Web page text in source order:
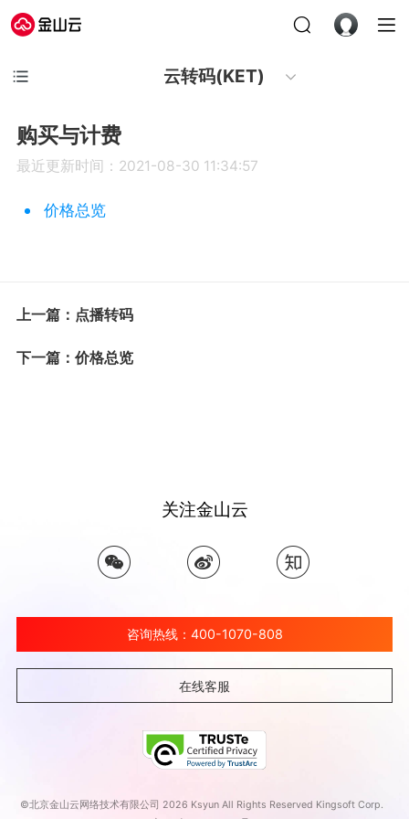
云转码(KET)
购买与计费
最近更新时间：2021-08-30 11:34:57
价格总览
上一篇：点播转码
下一篇：价格总览
关注金山云
咨询热线：400-1070-808
在线客服
©北京金山云网络技术有限公司 2026 Ksyun All Rights Reserved Kingsoft Corp.